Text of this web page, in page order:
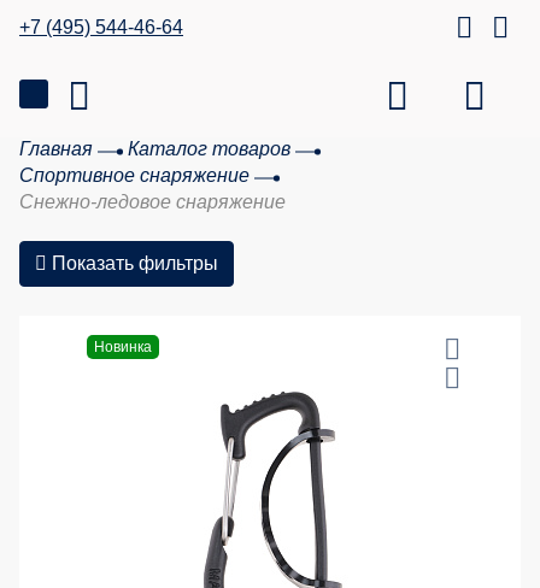
+7 (495) 544-46-64
Главная
Каталог товаров
Спортивное снаряжение
Снежно-ледовое снаряжение
Показать фильтры
Новинка